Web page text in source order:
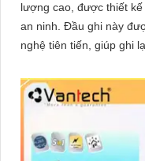
lượng cao, được thiết
an ninh. Đầu ghi này được trang bị các tính năng và công
nghệ tiên tiến, giúp ghi